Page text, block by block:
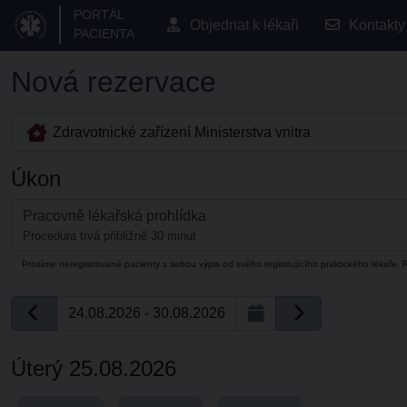
PORTÁL
PACIENTA
Objednat k lékaři Kontakty
Nová rezervace
Zdravotnické zařízení Ministerstva vnitra
Úkon
Pracovně lékařská prohlídka
Procedura trvá přibližně 30 minut
Prosíme neregistrované pacienty s sebou výpis od svého registrujícího praktického lékaře.
24.08.2026 - 30.08.2026
Úterý 25.08.2026